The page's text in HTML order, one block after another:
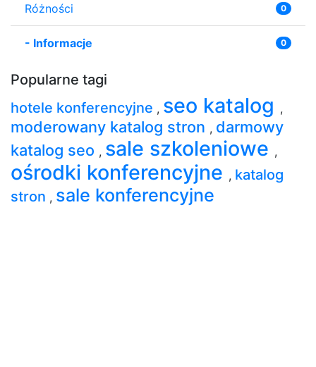
Różności 0
- Informacje 0
Popularne tagi
hotele konferencyjne , seo katalog ,
moderowany katalog stron , darmowy
katalog seo , sale szkoleniowe ,
ośrodki konferencyjne , katalog
stron , sale konferencyjne